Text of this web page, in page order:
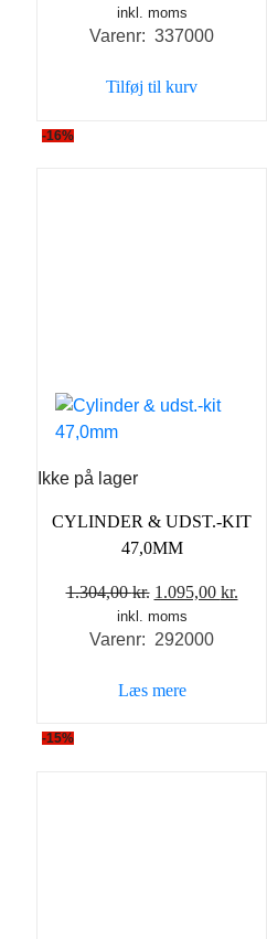
oprindelige
pris
25,00 kr..
inkl. moms
Varenr: 337000
Tilføj til kurv
-16%
Ikke på lager
CYLINDER & UDST.-KIT
47,0MM
1.304,00kr. Den
oprindelige
pris
1.304,00 kr..
1.095,00 kr.
inkl. moms
Varenr: 292000
Læs mere
-15%